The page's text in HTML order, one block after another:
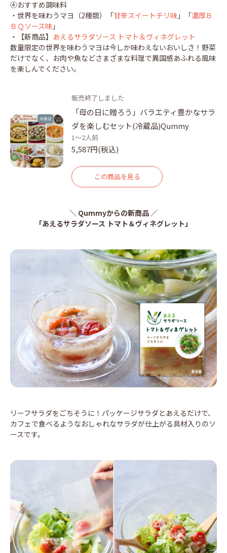
④おすすめ調味料
・世界を味わうマヨ（2種類）「甘辛スイートチリ味 」「濃厚Ｂ
ＢＱソース味 」
・【新商品】 あえるサラダソース トマト＆ヴィネグレット
数量限定の世界を味わうマヨは今しか味わえないおいしさ！野菜
だけでなく、お肉や魚などさまざまな料理で異国感あふれる風味
を楽しんでください。
販売終了しました
「母の日に贈ろう」バラエティ豊かなサラ
ダを楽しむセット(冷蔵品)Qummy
1～2人前
5,587円(税込)
この商品を見る
＼ Qummyからの新商品 ／
「あえるサラダソース トマト＆ヴィネグレット」
リーフサラダをごちそうに！パッケージサラダとあえるだけで、
カフェで食べるようなおしゃれなサラダが仕上がる具材入りのソ
ースです。